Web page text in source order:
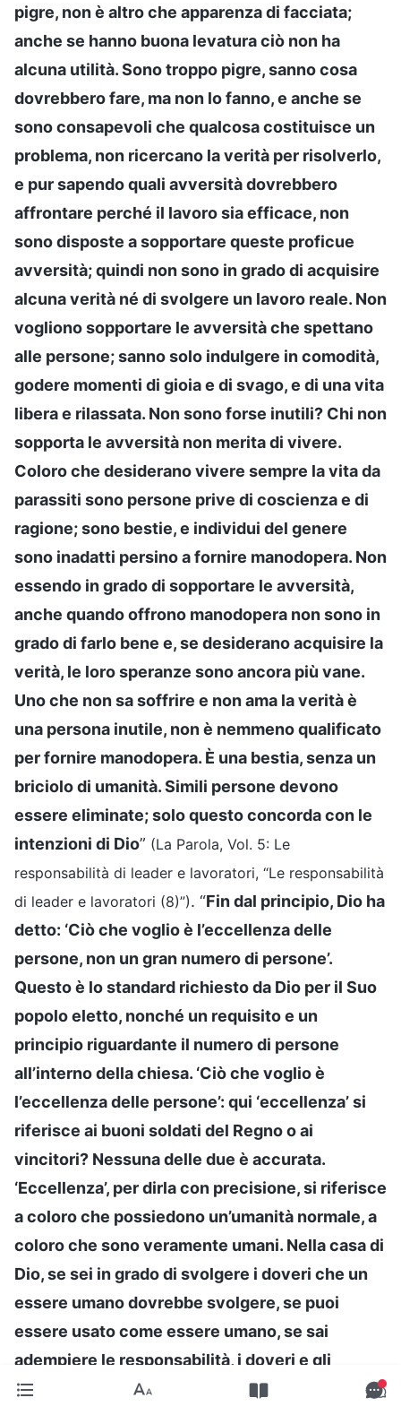
pigre, non è altro che apparenza di facciata;
anche se hanno buona levatura ciò non ha
alcuna utilità. Sono troppo pigre, sanno cosa
dovrebbero fare, ma non lo fanno, e anche se
sono consapevoli che qualcosa costituisce un
problema, non ricercano la verità per risolverlo,
e pur sapendo quali avversità dovrebbero
affrontare perché il lavoro sia efficace, non
sono disposte a sopportare queste proficue
avversità; quindi non sono in grado di acquisire
alcuna verità né di svolgere un lavoro reale. Non
vogliono sopportare le avversità che spettano
alle persone; sanno solo indulgere in comodità,
godere momenti di gioia e di svago, e di una vita
libera e rilassata. Non sono forse inutili? Chi non
sopporta le avversità non merita di vivere.
Coloro che desiderano vivere sempre la vita da
parassiti sono persone prive di coscienza e di
ragione; sono bestie, e individui del genere
sono inadatti persino a fornire manodopera. Non
essendo in grado di sopportare le avversità,
anche quando offrono manodopera non sono in
grado di farlo bene e, se desiderano acquisire la
verità, le loro speranze sono ancora più vane.
Uno che non sa soffrire e non ama la verità è
una persona inutile, non è nemmeno qualificato
per fornire manodopera. È una bestia, senza un
briciolo di umanità. Simili persone devono
essere eliminate; solo questo concorda con le
intenzioni di Dio” (La Parola, Vol. 5: Le
responsabilità di leader e lavoratori, “Le responsabilità
di leader e lavoratori (8)”). “Fin dal principio, Dio ha
detto: ‘Ciò che voglio è l’eccellenza delle
persone, non un gran numero di persone’.
Questo è lo standard richiesto da Dio per il Suo
popolo eletto, nonché un requisito e un
principio riguardante il numero di persone
all’interno della chiesa. ‘Ciò che voglio è
l’eccellenza delle persone’: qui ‘eccellenza’ si
riferisce ai buoni soldati del Regno o ai
vincitori? Nessuna delle due è accurata.
‘Eccellenza’, per dirla con precisione, si riferisce
a coloro che possiedono un’umanità normale, a
coloro che sono veramente umani. Nella casa di
Dio, se sei in grado di svolgere i doveri che un
essere umano dovrebbe svolgere, se puoi
essere usato come essere umano, se sai
adempiere le responsabilità, i doveri e gli
obblighi di un essere umano senza che altri ti